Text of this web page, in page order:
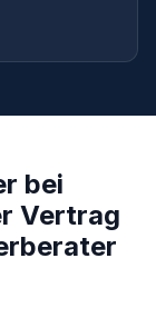
bei
Vertrag